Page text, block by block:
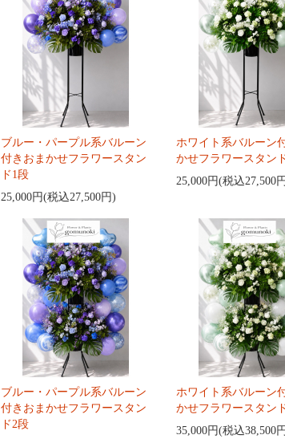
ブルー・パープル系バルーン
付きおまかせフラワースタン
ド1段
25,000円(税込27,500円)
ホワイト系バルーン
かせフラワースタン
25,000円(税込27,500
ブルー・パープル系バルーン
付きおまかせフラワースタン
ド2段
ホワイト系バルーン
かせフラワースタン
35,000円(税込38,500